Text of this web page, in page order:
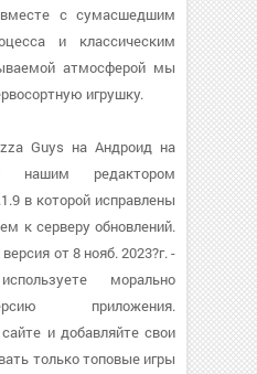
с сумасшедшим
и классическим
атмосферой мы
игрушку.
Guys на Андроид на
нашим редактором
в которой исправлены
к серверу обновлений.
от 8 нояб. 2023?г. -
морально
приложения.
и добавляйте свои
только топовые игры